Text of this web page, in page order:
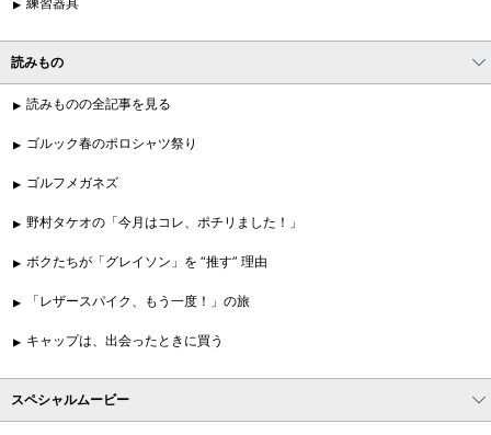
読みもの
読みものの全記事を見る
ゴルック春のポロシャツ祭り
ゴルフメガネズ
野村タケオの「今月はコレ、ポチリました！」
ボクたちが「グレイソン」を “推す” 理由
「レザースパイク、もう一度！」の旅
キャップは、出会ったときに買う
スペシャルムービー